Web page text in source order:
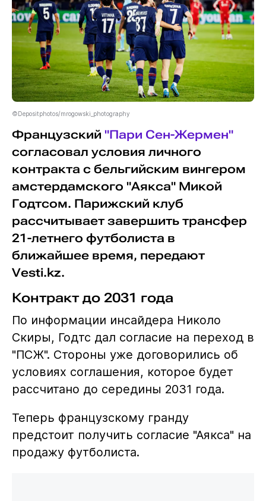
©Depositphotos/mrogowski_photography
Французский "Пари Сен-Жермен"
согласовал условия личного
контракта с бельгийским вингером
амстердамского "Аякса" Микой
Годтсом. Парижский клуб
рассчитывает завершить трансфер
21-летнего футболиста в
ближайшее время, передают
Vesti.kz.
Контракт до 2031 года
По информации инсайдера Николо
Скиры, Годтс дал согласие на переход в
"ПСЖ". Стороны уже договорились об
условиях соглашения, которое будет
рассчитано до середины 2031 года.
Теперь французскому гранду
предстоит получить согласие "Аякса" на
продажу футболиста.